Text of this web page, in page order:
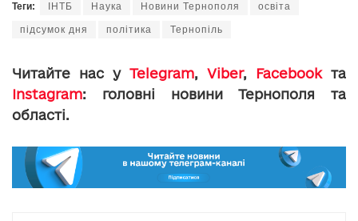
Теги: ІНТБ Наука Новини Тернополя освіта
підсумок дня політика Тернопіль
Читайте нас у Telegram, Viber, Facebookта
Instagram: головні новини Тернополя та
області.